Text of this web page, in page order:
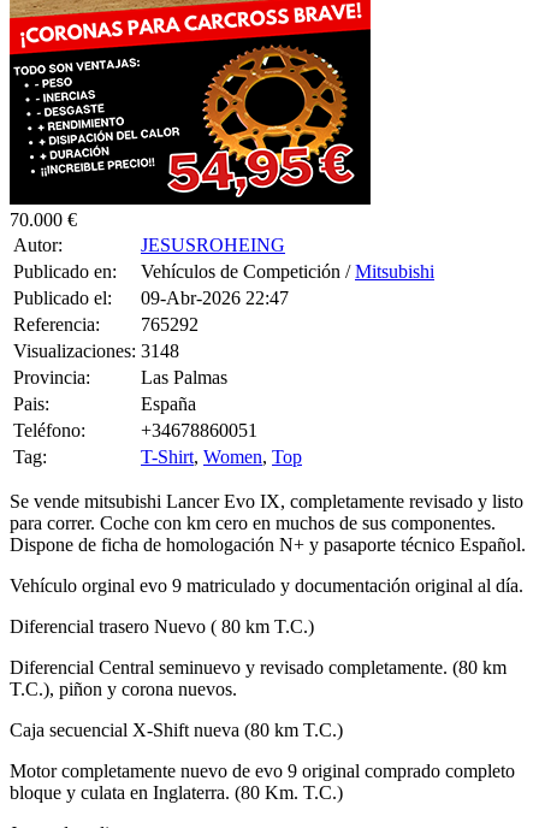
Autor:
Publicado en:
Vehículos de Competición /
Publicado el:
09-Abr-2026 22:47
Referencia:
765292
Visualizaciones:
3148
Provincia:
Las Palmas
Pais:
España
Teléfono:
+34678860051
Tag:
T-Shirt,Women
Se vende mitsubishi Lancer Evo IX, completamente revisado y listo
para correr. Coche con km cero en muchos de sus componentes.
Dispone de ficha de homologación N+ y pasaporte técnico Español.
Vehículo orginal evo 9 matriculado y documentación original al día.
Diferencial trasero Nuevo ( 80 km T.C.)
Diferencial Central seminuevo y revisado completamente. (80 km
T.C.), piñon y corona nuevos.
Caja secuencial X-Shift nueva (80 km T.C.)
Motor completamente nuevo de evo 9 original comprado completo
bloque y culata en Inglaterra. (80 Km. T.C.)
Juego de palieres nuevos